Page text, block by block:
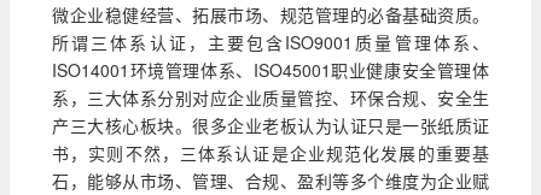
微企业稳健经营、拓展市场、规范管理的必备基础资质。
所谓三体系认证，主要包含ISO9001质量管理体系、
ISO14001环境管理体系、ISO45001职业健康安全管理体
系，三大体系分别对应企业质量管控、环保合规、安全生
产三大核心板块。很多企业老板认为认证只是一张纸质证
书，实则不然，三体系认证是企业规范化发展的重要基
石，能够从市场、管理、合规、盈利等多个维度为企业赋